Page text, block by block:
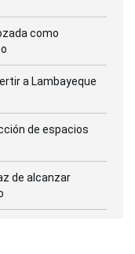
como
a Lambayeque
de espacios
de alcanzar